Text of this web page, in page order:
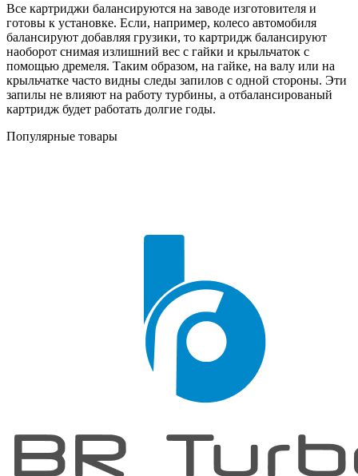
Все картриджи балансируются на заводе изготовителя и
готовы к установке. Если, например, колесо автомобиля
балансируют добавляя грузики, то картридж балансируют
наоборот снимая излишний вес с гайки и крыльчаток с
помощью дремеля. Таким образом, на гайке, на валу или на
крыльчатке часто видны следы запилов с одной стороны. Эти
запилы не влияют на работу турбины, а отбалансированый
картридж будет работать долгие годы.
Популярные товары